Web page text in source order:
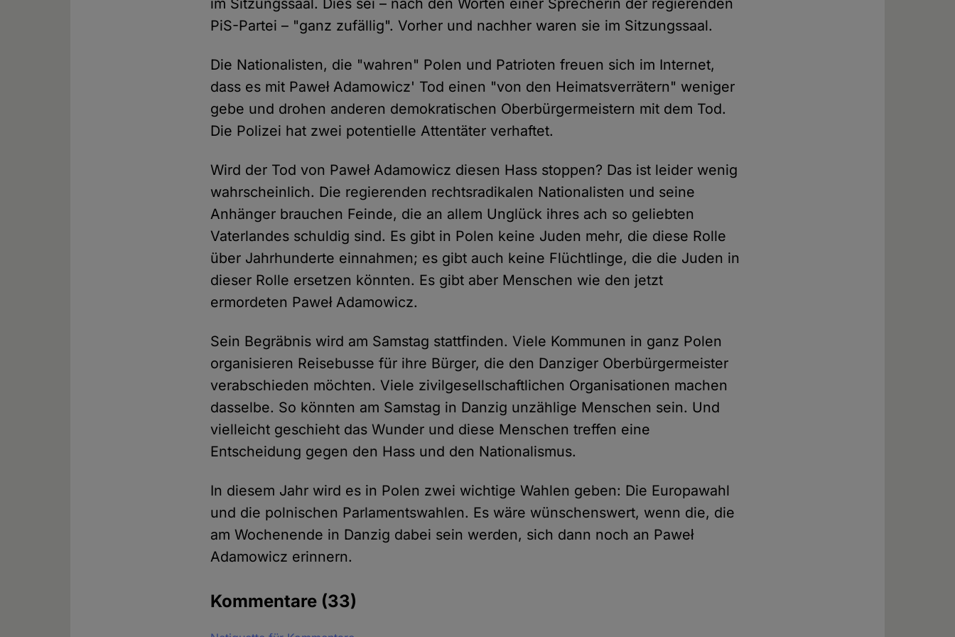
im Sitzungssaal. Dies sei – nach den Worten einer Sprecherin der regierenden
PiS-Partei – "ganz zufällig". Vorher und nachher waren sie im Sitzungssaal.
Die Nationalisten, die "wahren" Polen und Patrioten freuen sich im Internet,
dass es mit Paweł Adamowicz' Tod einen "von den Heimatsverrätern" weniger
gebe und drohen anderen demokratischen Oberbürgermeistern mit dem Tod.
Die Polizei hat zwei potentielle Attentäter verhaftet.
Wird der Tod von Paweł Adamowicz diesen Hass stoppen? Das ist leider wenig
wahrscheinlich. Die regierenden rechtsradikalen Nationalisten und seine
Anhänger brauchen Feinde, die an allem Unglück ihres ach so geliebten
Vaterlandes schuldig sind. Es gibt in Polen keine Juden mehr, die diese Rolle
über Jahrhunderte einnahmen; es gibt auch keine Flüchtlinge, die die Juden in
dieser Rolle ersetzen könnten. Es gibt aber Menschen wie den jetzt
ermordeten Paweł Adamowicz.
Sein Begräbnis wird am Samstag stattfinden. Viele Kommunen in ganz Polen
organisieren Reisebusse für ihre Bürger, die den Danziger Oberbürgermeister
verabschieden möchten. Viele zivilgesellschaftlichen Organisationen machen
dasselbe. So könnten am Samstag in Danzig unzählige Menschen sein. Und
vielleicht geschieht das Wunder und diese Menschen treffen eine
Entscheidung gegen den Hass und den Nationalismus.
In diesem Jahr wird es in Polen zwei wichtige Wahlen geben: Die Europawahl
und die polnischen Parlamentswahlen. Es wäre wünschenswert, wenn die, die
am Wochenende in Danzig dabei sein werden, sich dann noch an Paweł
Adamowicz erinnern.
Kommentare (33)